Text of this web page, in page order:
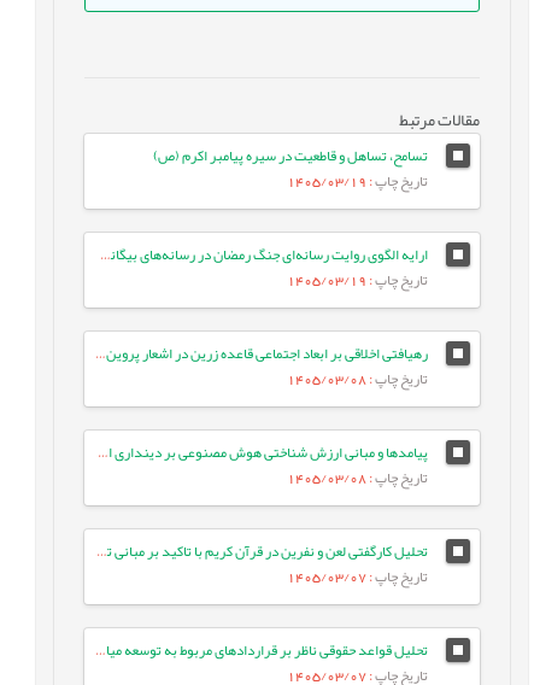
مقالات مرتبط
تسامح، تساهل و قاطعیت در سیره پیامبر اکرم (ص)
تاریخ چاپ: 1405/03/19
ارایه الگوی روایت رسانه‌ای جنگ رمضان در رسانه‌های بیگانه: مطالعه موردی ایران اینترنشنال
تاریخ چاپ: 1405/03/19
رهیافتی اخلاقی بر ابعاد اجتماعی قاعده زرین در اشعار پروین اعتصامی
تاریخ چاپ: 1405/03/08
پیامدها و مبانی ارزش شناختی هوش مصنوعی بر دینداری انسان معاصر
تاریخ چاپ: 1405/03/08
تحلیل کارگفتی لعن و نفرین در قرآن کریم با تاکید بر مبانی تربیتی آن
تاریخ چاپ: 1405/03/07
تحلیل قواعد حقوقی ناظر بر قراردادهای مربوط به توسعه میادین مشترک نفت و گاز
تاریخ چاپ: 1405/03/07